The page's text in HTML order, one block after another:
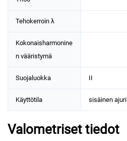
Tehokerroin λ
Kokonaisharmonine
n vääristymä
Suojaluokka II
Käyttötila sisäinen ajuri
Valometriset tiedot